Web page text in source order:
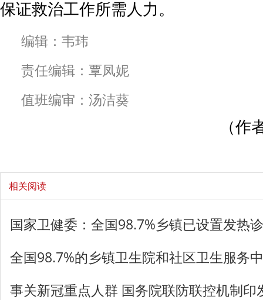
保证救治工作所需人力。
编辑：韦玮
责任编辑：覃凤妮
值班编审：汤洁葵
（作
相关阅读
国家卫健委：全国98.7%乡镇已设置发热
全国98.7%的乡镇卫生院和社区卫生服务
事关新冠重点人群 国务院联防联控机制印